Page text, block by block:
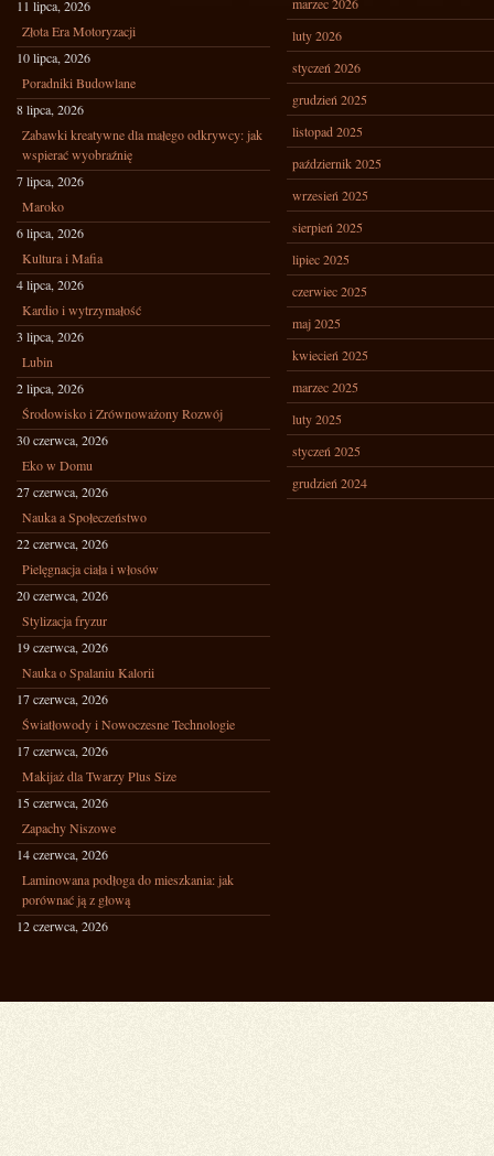
11 lipca, 2026
Złota Era Motoryzacji
10 lipca, 2026
Poradniki Budowlane
8 lipca, 2026
Zabawki kreatywne dla małego odkrywcy: jak
wspierać wyobraźnię
7 lipca, 2026
Maroko
6 lipca, 2026
Kultura i Mafia
4 lipca, 2026
Kardio i wytrzymałość
3 lipca, 2026
Lubin
2 lipca, 2026
Środowisko i Zrównoważony Rozwój
30 czerwca, 2026
Eko w Domu
27 czerwca, 2026
Nauka a Społeczeństwo
22 czerwca, 2026
Pielęgnacja ciała i włosów
20 czerwca, 2026
Stylizacja fryzur
19 czerwca, 2026
Nauka o Spalaniu Kalorii
17 czerwca, 2026
Światłowody i Nowoczesne Technologie
17 czerwca, 2026
Makijaż dla Twarzy Plus Size
15 czerwca, 2026
Zapachy Niszowe
14 czerwca, 2026
Laminowana podłoga do mieszkania: jak
porównać ją z głową
12 czerwca, 2026
luty 2026
styczeń 2026
grudzień 2025
listopad 2025
październik 2025
wrzesień 2025
sierpień 2025
lipiec 2025
czerwiec 2025
maj 2025
kwiecień 2025
marzec 2025
luty 2025
styczeń 2025
grudzień 2024